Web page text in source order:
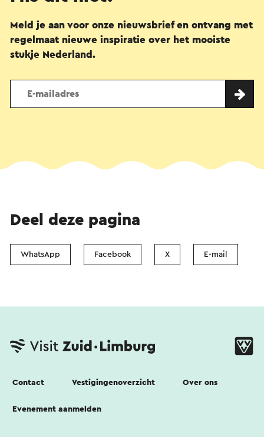
Meld je aan voor onze nieuwsbrief en ontvang met
regelmaat nieuwe inspiratie over het mooiste
stukje Nederland.
Deel deze pagina
WhatsApp Facebook X E-mail
Contact Vestigingenoverzicht Over ons
Evenement aanmelden